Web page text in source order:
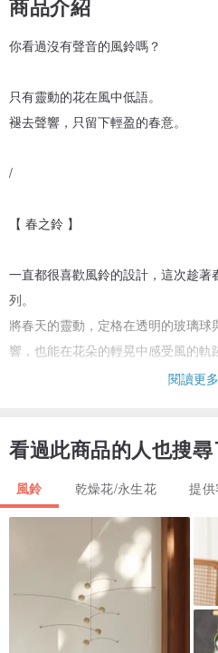
商品介紹
你看過沒有聲音的風鈴嗎？
只有靈動的花在風中低語。
褪去聲響，只留下輕盈的春意。
/
【 春之鈴 】
一直都很喜歡風鈴的設計，這次趁著
列。
將春天的靈動，定格在透明的玻璃
響，也能在花朵的輕晃中感受風的軌
「春之鈴-櫻色 」
想像著櫻花綻放的春意，溫柔定格那
「春之鈴-繁花」
則是如紫陽花般的繾綣春色。
煙紫、淺藍與豆綠交織，如霧氣般氤
閱讀更多
看過此商品的人也搜尋
風鈴 乾燥花/永生花 提